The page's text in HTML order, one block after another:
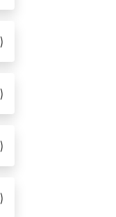
)
)
)
)